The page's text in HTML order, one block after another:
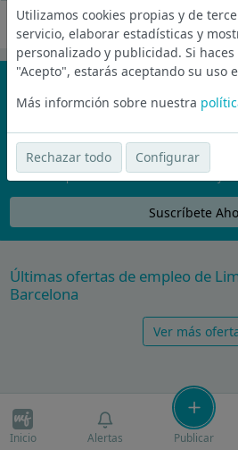
¡No te pierdas nada!
Únete a la comunidad de wijobs y
ofertas de empleo
Nunca compartiremos tu email con nadie y
Suscríbete
Últimas ofertas de empleo de
Barcelona
Ver más
Inicio Alertas Publicar
Utilizamos cookies propias y de
servicio, elaborar estadísticas y
personalizado y publicidad. Si
"Acepto", estarás aceptando su uso
Más informción sobre nuestra
Rechazar todo Configurar